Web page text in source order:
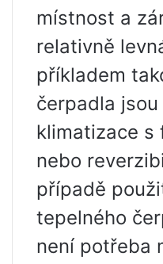
místnost a
relativně
příkladem
čerpadla
klimatizace s
nebo
případě
tepelného
není potřeba